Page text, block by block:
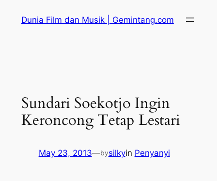
Dunia Film dan Musik | Gemintang.com
Sundari Soekotjo Ingin
Keroncong Tetap Lestari
May 23, 2013—bysilkyin Penyanyi